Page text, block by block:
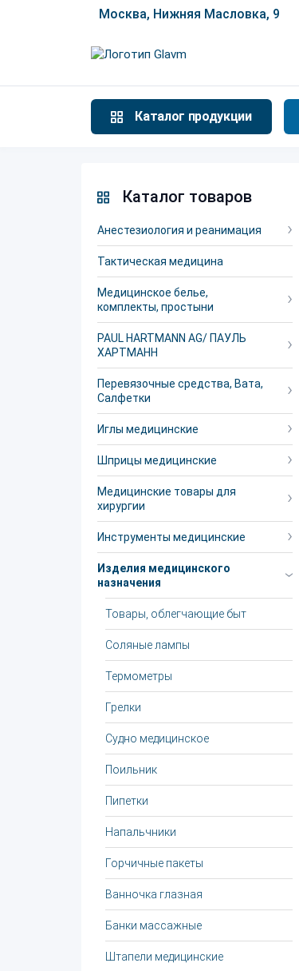
Москва, Нижняя Масловка, 9
Каталог продукции
Каталог товаров
Анестезиология и реанимация
Тактическая медицина
Медицинское белье,
комплекты, простыни
PAUL HARTMANN AG/ ПАУЛЬ
ХАРТМАНН
Перевязочные средства, Вата,
Салфетки
Иглы медицинские
Шприцы медицинские
Медицинские товары для
хирургии
Инструменты медицинские
Изделия медицинского
назначения
Товары, облегчающие быт
Соляные лампы
Термометры
Грелки
Судно медицинское
Поильник
Пипетки
Напальчники
Горчичные пакеты
Ванночка глазная
Банки массажные
Штапели медицинские